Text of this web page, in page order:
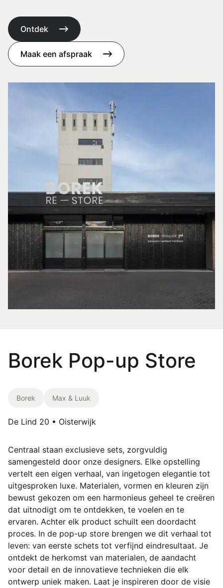
Ontdek
Maak een afspraak
Borek Pop-up Store
Borek Max & Luuk
De Lind 20 • Oisterwijk
Centraal staan exclusieve sets, zorgvuldig
samengesteld door onze designers. Elke opstelling
vertelt een eigen verhaal, van ingetogen elegantie tot
uitgesproken luxe. Materialen, vormen en kleuren zijn
bewust gekozen om een harmonieus geheel te creëren
dat uitnodigt om te ontdekken, te voelen en te
ervaren. Achter elk product schuilt een doordacht
proces. In de pop-up store brengen we dit verhaal tot
leven: van eerste schets tot verfijnd eindresultaat. Je
ontdekt de herkomst van materialen, de aandacht
voor detail en de innovatieve technieken die elk
ontwerp uniek maken. Laat je inspireren door de visie